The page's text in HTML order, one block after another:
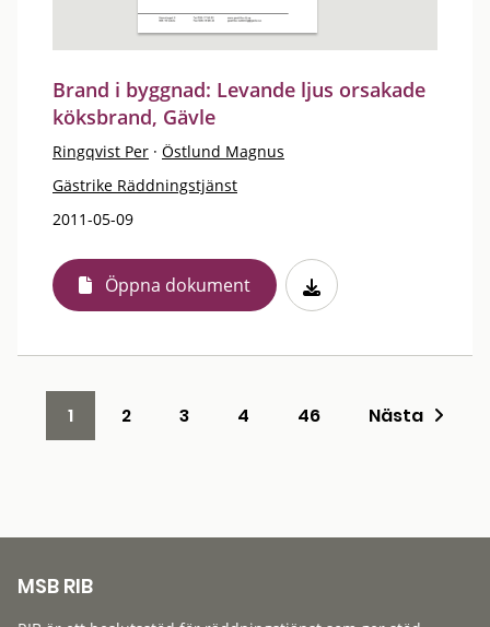
Brand i byggnad: Levande ljus orsakade
köksbrand, Gävle
Ringqvist Per · Östlund Magnus
Gästrike Räddningstjänst
2011-05-09
Öppna dokument
1 2 3 4 46 Nästa
MSB RIB